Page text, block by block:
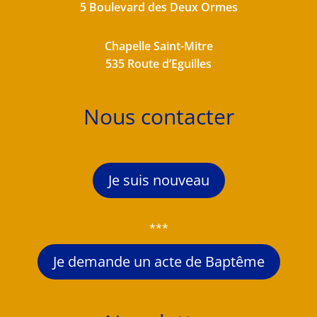
5 Boulevard des Deux Ormes
Chapelle Saint-Mitre
535 Route d’Eguilles
Nous contacter
Je suis nouveau
***
Je demande un acte de Baptême